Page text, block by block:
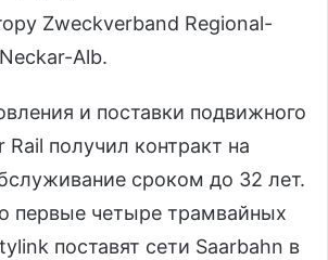
Zweckverband Regional-
Alb.
и поставки подвижного
Rail получил контракт на
сроком до 32 лет.
первые четыре трамвайных
поставят сети Saarbahn в